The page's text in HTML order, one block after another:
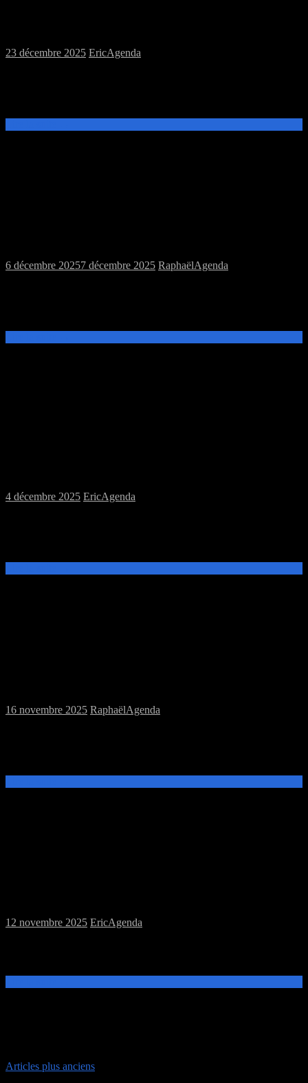
23 décembre 2025 EricAgenda
6 décembre 20257 décembre 2025 RaphaëlAgenda
4 décembre 2025 EricAgenda
16 novembre 2025 RaphaëlAgenda
12 novembre 2025 EricAgenda
Articles plus anciens